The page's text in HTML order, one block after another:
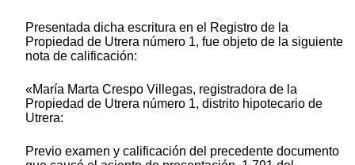
Presentada dicha escritura en el Registro de la
Propiedad de Utrera número 1, fue objeto de la siguiente
nota de calificación:
«María Marta Crespo Villegas, registradora de la
Propiedad de Utrera número 1, distrito hipotecario de
Utrera:
Previo examen y calificación del precedente documento